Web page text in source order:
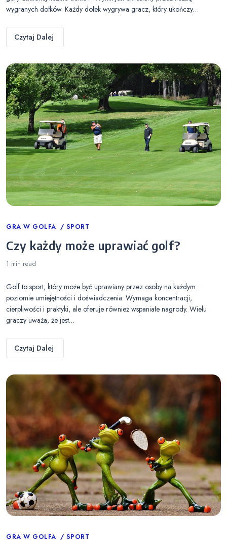
wygranych dołków. Każdy dołek wygrywa gracz, który ukończy…
Czytaj Dalej
Categories
GRA W GOLFA SPORT
Czy każdy może uprawiać golf?
1 min read
Golf to sport, który może być uprawiany przez osoby na każdym
poziomie umiejętności i doświadczenia. Wymaga koncentracji,
cierpliwości i praktyki, ale oferuje również wspaniałe nagrody. Wielu
graczy uważa, że jest…
Czytaj Dalej
Categories
GRA W GOLFA SPORT